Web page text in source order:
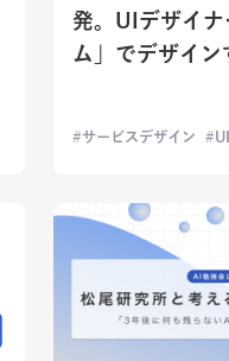
発。UIデザイ
ム」でデザイン
サービスデザイン